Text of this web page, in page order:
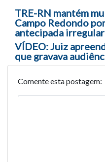
Navegação
TRE-RN mantém
Campo Redondo
antecipada irregular
VÍDEO: Juiz
que gravava
Comente esta postagem: